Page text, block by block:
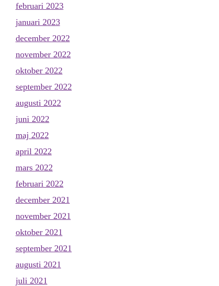
februari 2023
januari 2023
december 2022
november 2022
oktober 2022
september 2022
augusti 2022
juni 2022
maj 2022
april 2022
mars 2022
februari 2022
december 2021
november 2021
oktober 2021
september 2021
augusti 2021
juli 2021